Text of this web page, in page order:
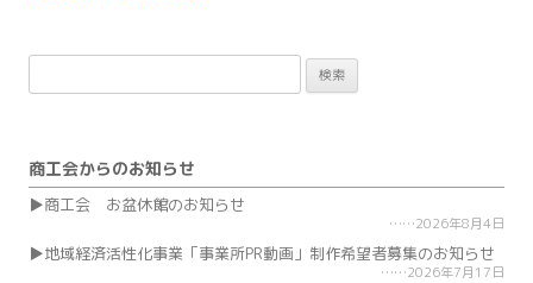
索:
商工会からのお知らせ
商工会 お盆休館のお知らせ
2026年8月4日
地域経済活性化事業「事業所PR動画」制作希望者募集のお知らせ
2026年7月17日